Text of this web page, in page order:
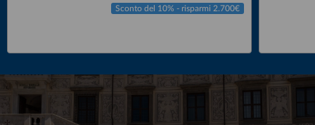
Sconto del 10% - risparmi 2.700€